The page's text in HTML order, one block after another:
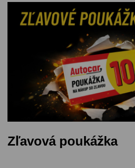
Zľavová poukážka